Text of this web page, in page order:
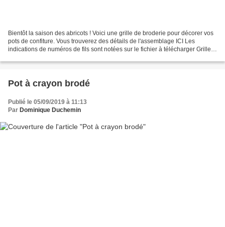
Bientôt la saison des abricots ! Voici une grille de broderie pour décorer vos
pots de confiture. Vous trouverez des détails de l'assemblage ICI Les
indications de numéros de fils sont notées sur le fichier à télécharger Grille
Pot à crayon brodé
Publié le 05/09/2019 à 11:13
Par Dominique Duchemin